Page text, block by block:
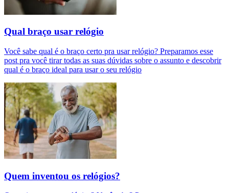
Qual braço usar relógio
Você sabe qual é o braço certo pra usar relógio? Preparamos esse
post pra você tirar todas as suas dúvidas sobre o assunto e descobrir
qual é o braço ideal para usar o seu relógio
Quem inventou os relógios?